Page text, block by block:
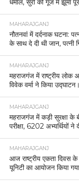
धमाल, सुरों की गूंज में झूमा
MAHARAJGANJ
नौतनवां में दर्दनाक घटना:
के साथ दे दी थी जान, पत्नी
MAHARAJGANJ
महराजगंज में राष्ट्रीय लोक
विवेक वर्मा ने किया उद्घाटन।
MAHARAJGANJ
महराजगंज में कड़ी सुरक्षा के
परीक्षा, 6202 अभ्यर्थियों ने
MAHARAJGANJ
आज राष्ट्रीय एकता दिवस
यूनिटी का आयोजन किया